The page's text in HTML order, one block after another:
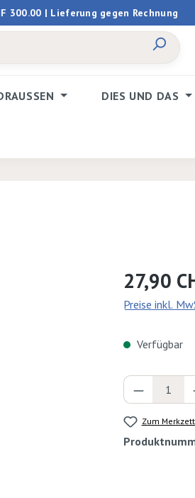
300.00 | Lieferung gegen Rechnung
DIES UND DAS
Regulärer
27,90
Preise inkl.
Verfügbar
Produkt
Zum